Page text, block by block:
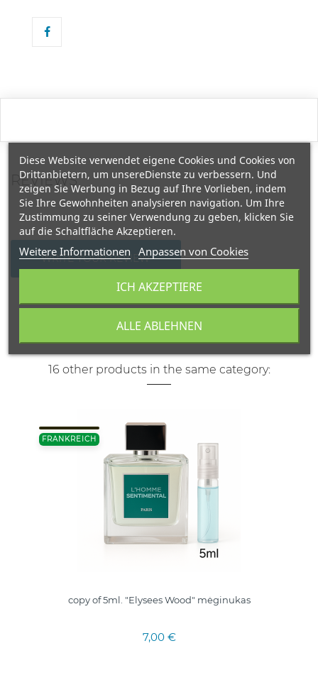
REVIEWS
WRITE YOUR REVIEW
16 other products in the same category:
FRANKREICH
copy of 5ml. "Elysees Wood" mėginukas
7,00 €
Diese Website verwendet eigene Cookies und Cookies von
Drittanbietern, um unsereDienste zu verbessern. Und
zeigen Sie Werbung in Bezug auf Ihre Vorlieben, indem
Sie Ihre Gewohnheiten analysieren navigation. Um Ihre
Zustimmung zu seiner Verwendung zu geben, klicken Sie
auf die Schaltfläche Akzeptieren.
Weitere Informationen Anpassen von Cookies
ALLE ABLEHNEN
ICH AKZEPTIERE